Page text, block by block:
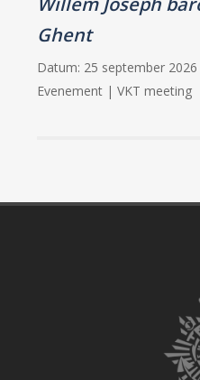
Ghent
Datum: 25 september 2026
Evenement | VKT meeting